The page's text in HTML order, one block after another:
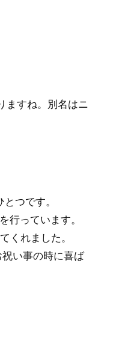
ますね。別名はニ
つです。
行っています。
くれました。
い事の時に喜ば